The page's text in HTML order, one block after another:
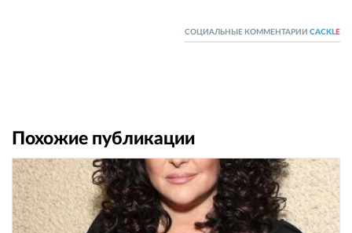
СОЦИАЛЬНЫЕ КОММЕНТАРИИ CACKL E
Похожие публикации